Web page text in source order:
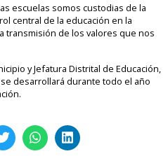
escuelas somos custodias de la
central de la educación en la
transmisión de los valores que nos
y Jefatura Distrital de Educación,
desarrollará durante todo el año